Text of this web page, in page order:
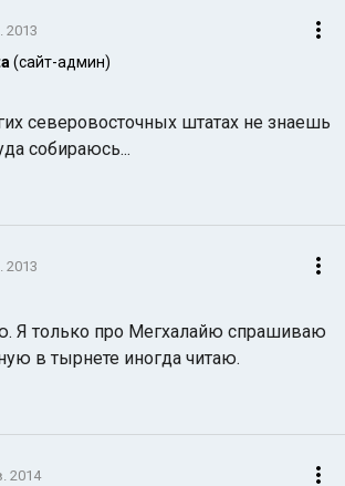
2013
(сайт-админ)
северовосточных штатах не знаешь
собираюсь...
2013
Я только про Мегхалайю спрашиваю
в тырнете иногда читаю.
2014